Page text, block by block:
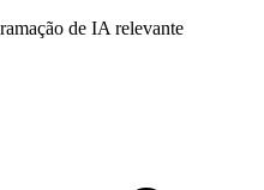
de IA relevante